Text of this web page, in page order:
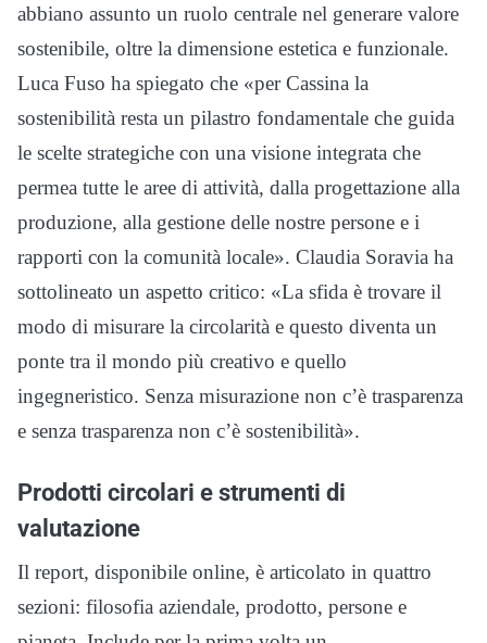
abbiano assunto un ruolo centrale nel generare valore
sostenibile, oltre la dimensione estetica e funzionale.
Luca Fuso ha spiegato che «per Cassina la
sostenibilità resta un pilastro fondamentale che guida
le scelte strategiche con una visione integrata che
permea tutte le aree di attività, dalla progettazione alla
produzione, alla gestione delle nostre persone e i
rapporti con la comunità locale». Claudia Soravia ha
sottolineato un aspetto critico: «La sfida è trovare il
modo di misurare la circolarità e questo diventa un
ponte tra il mondo più creativo e quello
ingegneristico. Senza misurazione non c’è trasparenza
e senza trasparenza non c’è sostenibilità».
Prodotti circolari e strumenti di
valutazione
Il report, disponibile online, è articolato in quattro
sezioni: filosofia aziendale, prodotto, persone e